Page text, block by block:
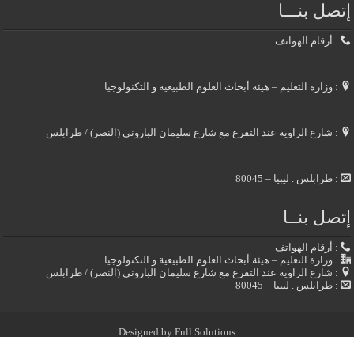
إتصل بنـــا
: أرقام الهواتف
: وزارة التعليم – هيئة أبحاث العلوم الطبيعية و التكنولوجيا
: شارع الزاوية عند التفرع مع شارع سليمان الباروني (النصر) / طرابلس
: طرابلس . ليبيا – 80045
إتصل بنــا
: أرقام الهواتف
: وزارة التعليم – هيئة أبحاث العلوم الطبيعية و التكنولوجيا
: شارع الزاوية عند التفرع مع شارع سليمان الباروني (النصر) / طرابلس
: طرابلس . ليبيا – 80045
Designed by Full Solutions